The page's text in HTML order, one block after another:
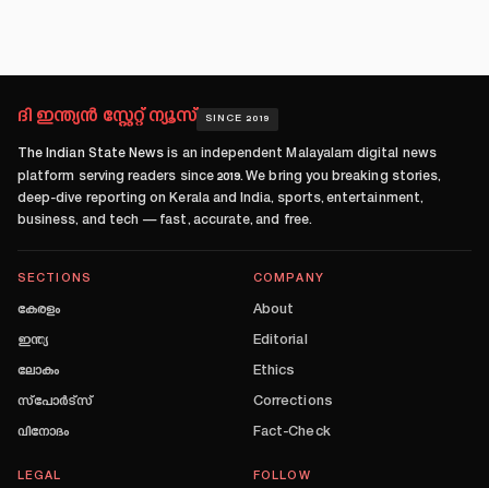
ദി ഇന്ത്യൻ സ്റ്റേറ്റ് ന്യൂസ് SINCE 2019
The Indian State News is an independent Malayalam digital news
platform serving readers since 2019. We bring you breaking stories,
deep-dive reporting on Kerala and India, sports, entertainment,
business, and tech — fast, accurate, and free.
SECTIONS
കേരളം
ഇന്ത്യ
ലോകം
സ്പോർട്സ്
വിനോദം
COMPANY
About
Editorial
Ethics
Corrections
Fact-Check
LEGAL FOLLOW